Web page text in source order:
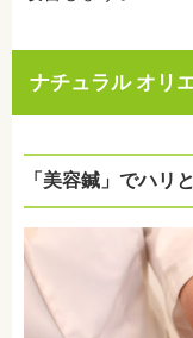
ナチュラル オリ
「美容鍼」でハリ